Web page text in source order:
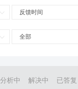
反馈时间
全部
分析中 解决中 已答复